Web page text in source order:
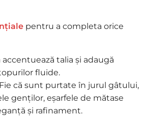
ale pentru a completa orice
accentuează talia și adaugă
fluide.
că sunt purtate în jurul gâtului,
genților, eșarfele de mătase
și rafinament.